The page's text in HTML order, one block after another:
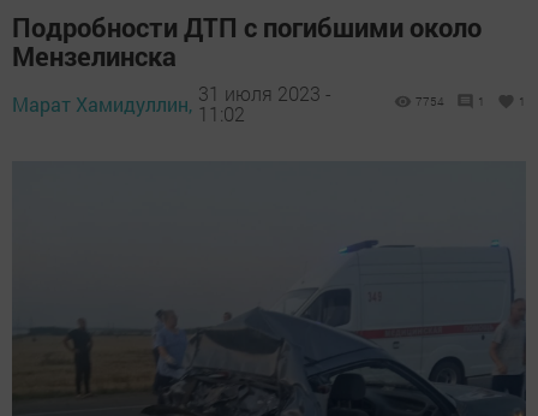
Подробности ДТП с погибшими около
Мензелинска
Марат Хамидуллин, 31 июля 2023 -
11:02
7754 1 1